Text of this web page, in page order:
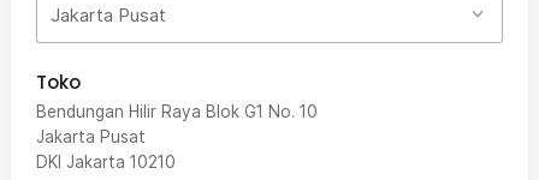
Jakarta Pusat
Toko
Bendungan Hilir Raya Blok G1 No. 10
Jakarta Pusat
DKI Jakarta 10210